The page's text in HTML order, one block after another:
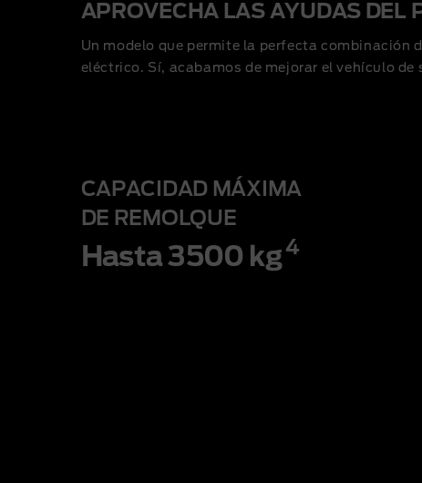
APROVECHA LAS AYUDAS DEL
Un modelo que permite la perfecta combinación
eléctrico. Sí, acabamos de mejorar el vehículo de
CAPACIDAD MÁXIMA
DE REMOLQUE
Hasta 3500 kg4